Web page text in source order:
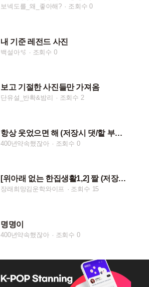
보넥도를_왜_좋아해? 조회수 0
내 기준 레전드 사진
백설아🫧 조회수 0
보고 기절한 사진들만 가져옴
단유설_반확&밤리 조회수 2
항상 웃었으면 해 (저장시 댓/핱 부탁드려요)
400년약속했잖아 조회수 0
[위아래 없는 한집생활1,2] 짤 (저장시 핱/댓)
장래희망김운학와이프 조회수 15
명명이
400년약속했잖아 조회수 0